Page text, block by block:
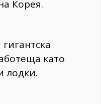
Корея.
като
лодки.